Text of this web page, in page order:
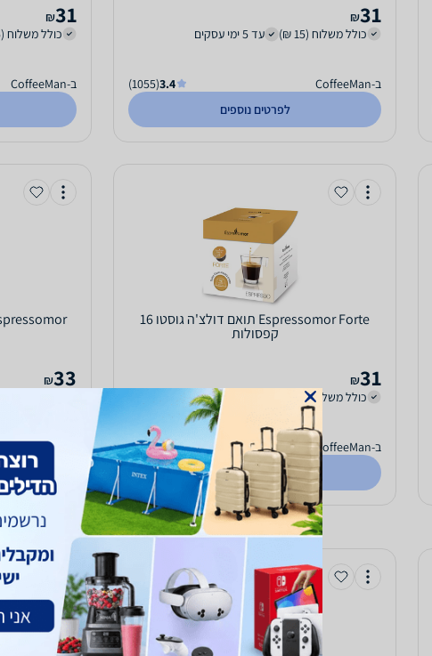
31
₪
כולל משלוח (15 ₪)
עד 5 ימי עסקים
ב-CoffeeMan 3.4
(1055)
לפרטים נוספים
31
₪
כולל משלוח (15 ₪)
ב-CoffeeMan
Espressomor Forte תואם דולצ'ה גוסטו 16
קפסולות
31
₪
כולל משלוח (15 ₪)
ב-CoffeeMan 3.4
(1055)
לפרטים נוספים
33
₪